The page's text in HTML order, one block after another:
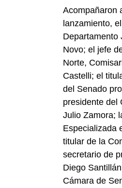
Acompañaron
lanzamiento,
Departamento
Novo; el jefe
Norte,
Castelli; el
del Senado
presidente del
Julio Zamora;
Especializada
titular de la
secretario de
Diego
Cámara de